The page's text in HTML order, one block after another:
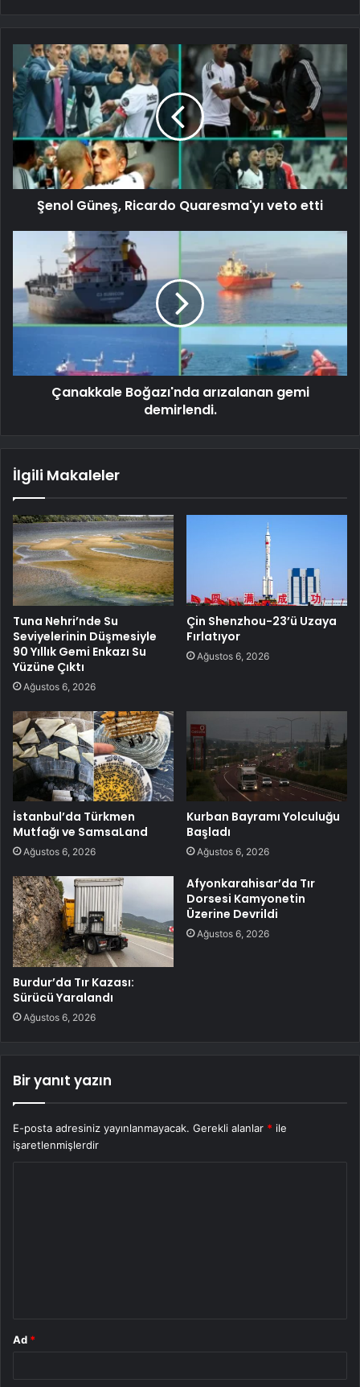
Şenol Güneş, Ricardo Quaresma'yı veto etti
Çanakkale Boğazı'nda arızalanan gemi
demirlendi.
İlgili Makaleler
Tuna Nehri’nde Su
Seviyelerinin Düşmesiyle
90 Yıllık Gemi Enkazı Su
Yüzüne Çıktı
Ağustos 6, 2026
Çin Shenzhou-23’ü Uzaya
Fırlatıyor
Ağustos 6, 2026
İstanbul’da Türkmen
Mutfağı ve SamsaLand
Ağustos 6, 2026
Kurban Bayramı Yolculuğu
Başladı
Ağustos 6, 2026
Burdur’da Tır Kazası:
Sürücü Yaralandı
Ağustos 6, 2026
Afyonkarahisar’da Tır
Dorsesi Kamyonetin
Üzerine Devrildi
Ağustos 6, 2026
Bir yanıt yazın
E-posta adresiniz yayınlanmayacak. Gerekli alanlar * ile
işaretlenmişlerdir
Ad *